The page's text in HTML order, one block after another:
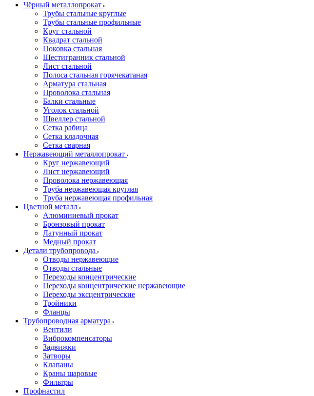
Чёрный металлопрокат
Трубы стальные круглые
Трубы стальные профильные
Круг стальной
Квадрат стальной
Поковка стальная
Шестигранник стальной
Лист стальной
Полоса стальная горячекатаная
Арматура стальная
Проволока стальная
Балки стальные
Уголок стальной
Швеллер стальной
Сетка рабица
Сетка кладочная
Сетка сварная
Нержавеющий металлопрокат
Круг нержавеющий
Лист нержавеющий
Проволока нержавеющая
Труба нержавеющая круглая
Труба нержавеющая профильная
Цветной металл
Алюминиевый прокат
Бронзовый прокат
Латунный прокат
Медный прокат
Детали трубопровода
Отводы нержавеющие
Отводы стальные
Переходы концентрические
Переходы концентрические нержавеющие
Переходы эксцентрические
Тройники
Фланцы
Трубопроводная арматура
Вентили
Виброкомпенсаторы
Задвижки
Затворы
Клапаны
Краны шаровые
Фильтры
Профнастил